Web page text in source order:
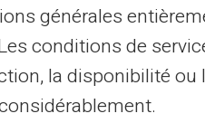
lesfonds disponibles
évite les mauvaises
Chaque
et efficace.
générales
conditions de
la disponibilité